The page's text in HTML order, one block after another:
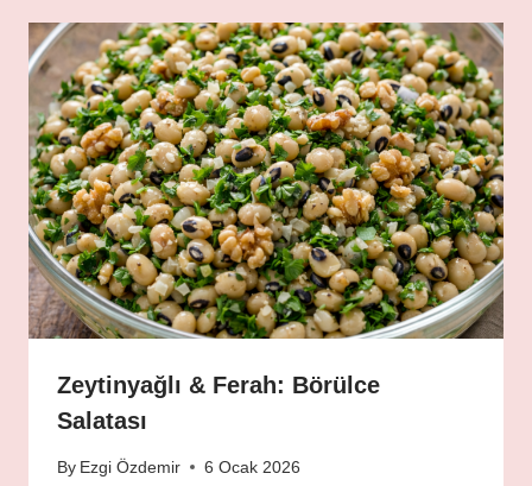
Zeytinyağlı & Ferah: Börülce
Salatası
By Ezgi Özdemir 6 Ocak 2026